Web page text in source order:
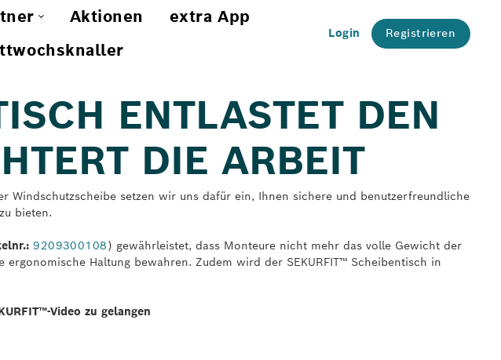
Aktionen
extra App
Login Registrieren
ENTLASTET DEN
DIE ARBEIT
Windschutzscheibe setzen wir uns dafür ein, Ihnen sichere und benutzerfreundliche
bieten.
9209300108) gewährleistet, dass Monteure nicht mehr das volle Gewicht der
ergonomische Haltung bewahren. Zudem wird der SEKURFIT™ Scheibentisch in
Video zu gelangen